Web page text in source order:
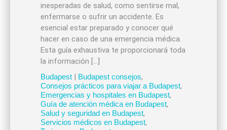
inesperadas de salud, como sentirse mal,
enfermarse o sufrir un accidente. Es
esencial estar preparado y conocer qué
hacer en caso de una emergencia médica.
Esta guía exhaustiva te proporcionará toda
la información […]
Budapest| Budapest consejos,
Consejos prácticos para viajar a Budapest,
Emergencias y hospitales en Budapest,
Guía de atención médica en Budapest,
Salud y seguridad en Budapest,
Servicios médicos en Budapest,